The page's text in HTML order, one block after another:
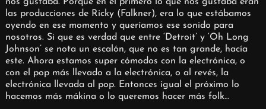
las producciones de Ricky (Falkner), era lo que estábamos
oyendo en ese momento y queríamos ese sonido para
nosotros. Si que es verdad que entre ‘Detroit’ y ‘Oh Long
Johnson’ se nota un escalón, que no es tan grande, hacía
este. Ahora estamos super cómodos con la electrónica, o
con el pop más llevado a la electrónica, o al revés, la
electrónica llevada al pop. Entonces igual el próximo lo
hacemos más mákina o lo queremos hacer más folk…